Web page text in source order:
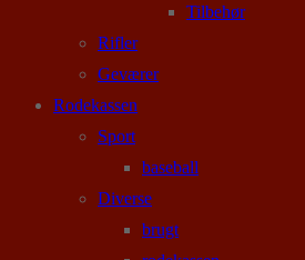
Tilbehør
Rifler
Geværer
Rodekassen
Sport
baseball
Diverse
brugt